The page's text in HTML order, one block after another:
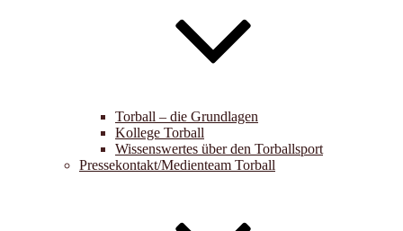
Torball – die Grundlagen
Kollege Torball
Wissenswertes über den Torballsport
Pressekontakt/Medienteam Torball